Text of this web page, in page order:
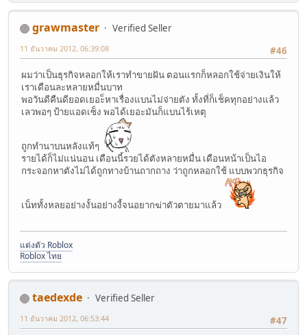
grawmaster
Verified Seller
#46
11 ธันวาคม 2012, 06:39:08
ผมว่าเป็นธุรกิจหลอกให้เราทำขายฝัน ตอนแรกก็หลอกใช้จ่ายเงินให้
เราเดือนละหลายหมื่นบาท
พอวันดีคืนดียอดเยอะ็หาเรื่องแบนไม่จ่ายตัง ทั้งที่ก็เช็คทุกอย่างแล้ว
เลวพอๆ ป้ายแอดเซ็ง พอได้เยอะมันก็แบนไร้เหตุ
ถูกทำนาบนหลังแท้ๆ
รายได้ก็ไม่แน่นอน เดือนนี้รวยได้ตังหลายหมื่น เดือนหน้าเป็นไอ
กระจอกหาตังไม่ได้ถูกทางบ้านถากถาง ว่าถูกหลอกใช้ แบบพวกธุรกิจ
เน็ททั้งหลยอย่างงั้นอย่างงี้จนอยากฆ่าตัวตายมาแล้ว
แต่งตัว Roblox
Roblox ไทย
taedexde
Verified Seller
#47
11 ธันวาคม 2012, 06:53:44